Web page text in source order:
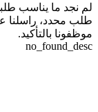
لم نجد ما يناسب
موظفونا بالتأكيد.
no_found_desc